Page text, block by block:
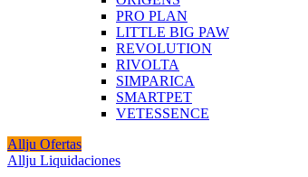
PRO PLAN
LITTLE BIG PAW
REVOLUTION
RIVOLTA
SIMPARICA
SMARTPET
VETESSENCE
Allju Ofertas
Allju Liquidaciones